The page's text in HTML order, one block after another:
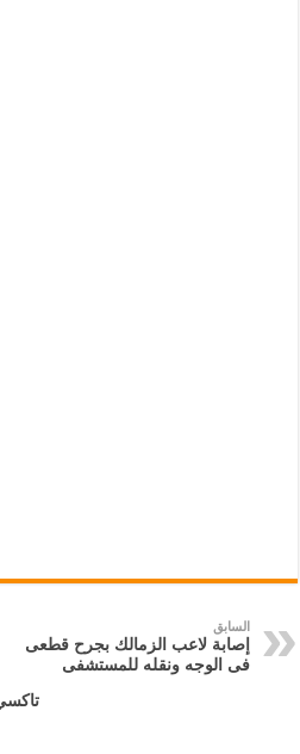
السابق
إصابة لاعب الزمالك بجرح قطعى
فى الوجه ونقله للمستشفى